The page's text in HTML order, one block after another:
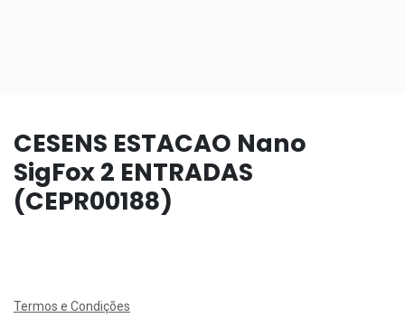
CESENS ESTACAO Nano
SigFox 2 ENTRADAS
(CEPR00188)
Termos e Condições